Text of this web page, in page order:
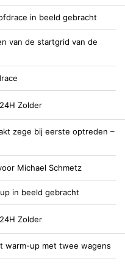
in beeld gebracht
van de startgrid van de
zege bij eerste optreden –
Michael Schmetz
in beeld gebracht
warm-up met twee wagens